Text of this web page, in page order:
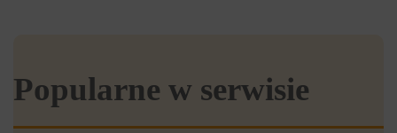
Popularne w serwisie